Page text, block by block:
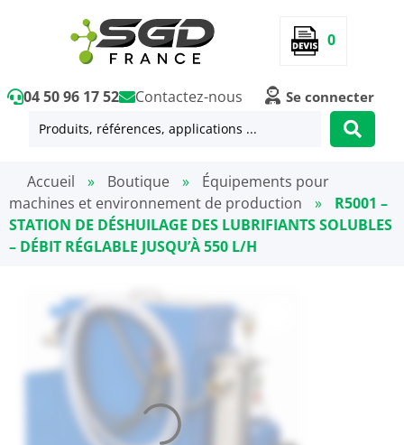
0
04 50 96 17 52 Contactez-nous Se connecter
Accueil » Boutique »
Équipements pour
machines et environnement de production
»
R5001 –
STATION DE DÉSHUILAGE DES LUBRIFIANTS SOLUBLES
– DÉBIT RÉGLABLE JUSQU’À 550 L/H